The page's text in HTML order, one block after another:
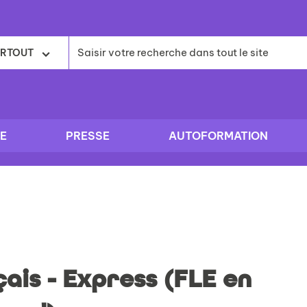
PRESSE AUTOFORMATION
- Express (FLE en